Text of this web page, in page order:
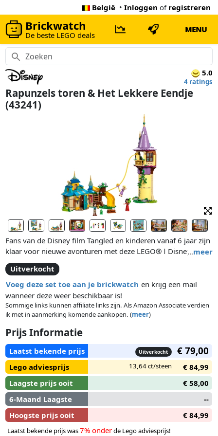
België • Inloggen of registreren
Brickwatch
De beste LEGO deals
MENU
5.0
4 ratings
Rapunzels toren & Het Lekkere Eendje
(43241)
…meer
Fans van de Disney film Tangled en kinderen vanaf 6 jaar zijn
klaar voor nieuwe avonturen met deze LEGO® ǀ Disney
Princess Rapunzels toren & Het Lekkere Eendje (43241)
bouw- en speelset. In de doos vind je een toren van 4
verdiepingen met een geheim laboratorium, een
keuken/knutselruimte, een slaapkamer, een kabelbaan naar
de herberg en een la met een extra schilderij en elementen.
Herberg Het Lekkere Eendje bevat een tafel, stoelen en een
Rapunzel, Flynn Rider en Moeder Gothel, een Pascal LEGO ǀ
Disney dierenfiguur, Rapunzels koekenpan en nog veel meer
verhaalideeën.
Uitverkocht
Voeg deze set toe aan je brickwatch en krijg een mail
wanneer deze weer beschikbaar is!
Sommige links kunnen affiliate links zijn. Als Amazon Associate verdien
ik met in aanmerking komende aankopen. (meer)
Prijs Informatie
Laatst bekende prijs Uitverkocht € 79,00
Lego adviesprijs 13,64 ct/steen
€ 84,99
Laagste prijs ooit
€ 58,00
6-Maand Laagste
--
Hoogste prijs ooit
€ 84,99
Laatst bekende prijs was7% onderde Lego adviesprijs!